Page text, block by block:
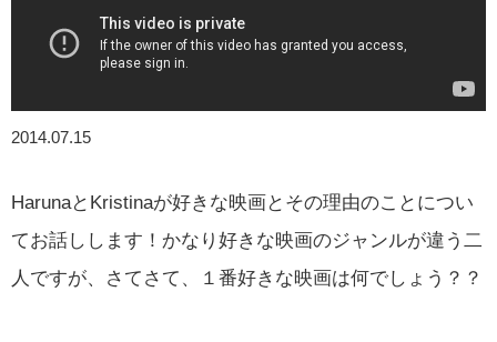
2014.07.15
HarunaとKristinaが好きな映画とその理由のことについ
てお話しします！かなり好きな映画のジャンルが違う二
人ですが、さてさて、１番好きな映画は何でしょう？？